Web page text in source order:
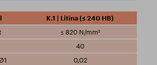
K.1 | Litina (≤ 240 HB)
≤ 820 N/mm²
40
0,02